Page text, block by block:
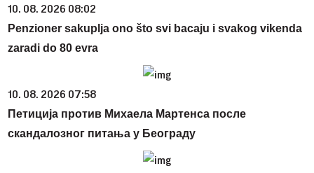
10. 08. 2026 08:02
Penzioner sakuplja ono što svi bacaju i svakog vikenda
zaradi do 80 evra
10. 08. 2026 07:58
Петиција против Михаела Мартенса после
скандалозног питања у Београду